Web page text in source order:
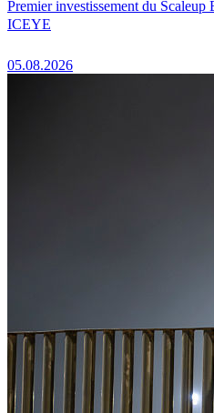
Premier investissement du Scaleup
ICEYE
05.08.2026